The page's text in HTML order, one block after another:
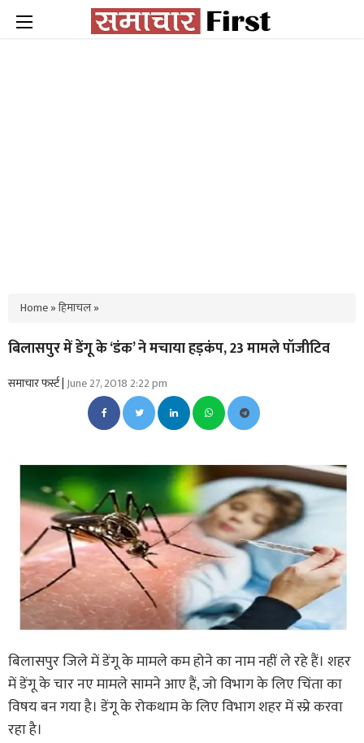
Home»हिमाचल»
बिलासपुर में डेंगू के ‘डंक’ ने मचाया हड़कंप, 23 मामले पॉजीटिव
समाचार फर्स्ट |June 27, 2018 2:22 pm
बिलासपुर जिले में डेंगू के मामले कम होने का नाम नहीं ले रहे हैं। शहर
में डेंगू के चार नए मामले सामने आए हैं, जो विभाग के लिए चिंता का
विषय बन गया है। डेंगू के रोकथाम के लिए विभाग शहर में स्प्रे करवा
रहा है।